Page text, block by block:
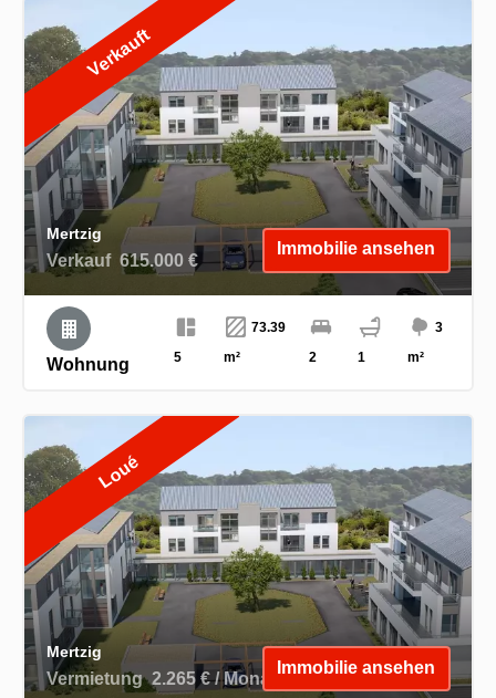
Mertzig
Verkauf 615.000 €
Immobilie ansehen
Wohnung 5
73.39
m²
2 1
3
m²
Verkauft
Mertzig
Vermietung 2.265 € / Monat (Kosten inklusive)
Immobilie ansehen
Loué